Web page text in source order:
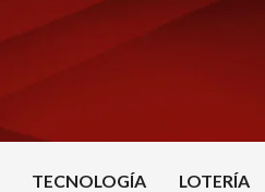
TECNOLOGÍA LOTERÍA